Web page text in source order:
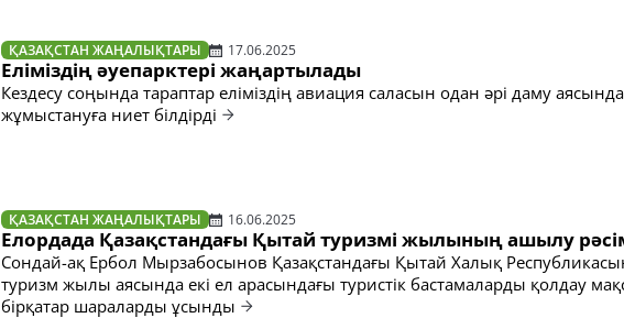
ҚАЗАҚСТАН ЖАҢАЛЫҚТАРЫ 17.06.2025
Еліміздің әуепарктері жаңартылады
Кездесу соңында тараптар еліміздің авиация саласын одан әрі даму
жұмыстануға ниет білдірді
ҚАЗАҚСТАН ЖАҢАЛЫҚТАРЫ 16.06.2025
Елордада Қазақстандағы Қытай туризмі жылының ашылу
Сондай-ақ Ербол Мырзабосынов Қазақстандағы Қытай Халық
туризм жылы аясында екі ел арасындағы туристік бастамаларды қолдау
бірқатар шараларды ұсынды